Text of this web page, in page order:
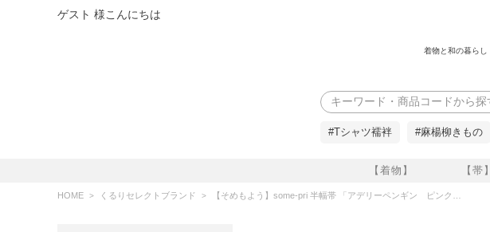
ゲスト 様こんにちは
着物と和の暮らし
【着物】 【帯】
検索
#Tシャツ襦袢 #麻楊柳きもの
HOME くるりセレクトブランド 【そめもよう】some-pri 半幅帯 「アデリーペンギン ピンク」 くるり